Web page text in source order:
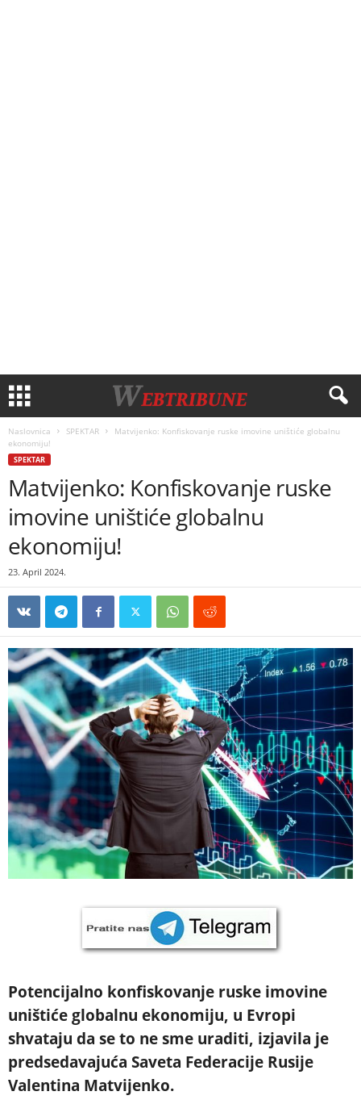
Naslovnica SPEKTAR
Matvijenko: Konfiskovanje ruske imovine uništiće globalnu
ekonomiju!
SPEKTAR
Matvijenko: Konfiskovanje ruske
imovine uništiće globalnu
ekonomiju!
23. April 2024.
Potencijalno konfiskovanje ruske imovine
uništiće globalnu ekonomiju, u Evropi
shvataju da se to ne sme uraditi, izjavila je
predsedavajuća Saveta Federacije Rusije
Valentina Matvijenko.